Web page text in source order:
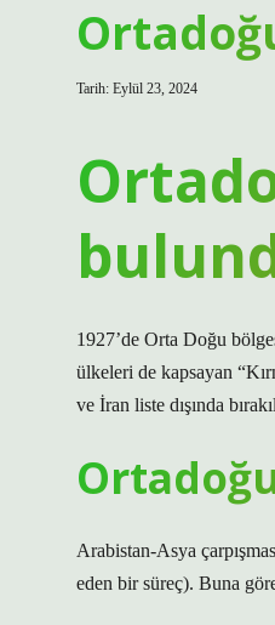
Tarih: Eylül 23, 2024
1927’de Orta Doğu
ülkeleri de kapsayan
ve İran liste dışında
Arabistan-Asya
eden bir süreç). Buna